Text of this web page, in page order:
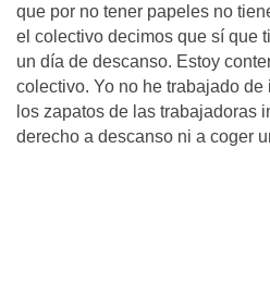
que por no tener papeles no
el colectivo decimos que sí que
un día de descanso. Estoy
colectivo. Yo no he trabajado
los zapatos de las trabajadoras
derecho a descanso ni a coger